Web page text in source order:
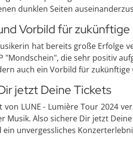
dunklen Seiten
Vorbild für
hat bereits große Erfolge
"Mondschein", die sehr positiv
auch ein Vorbild für
jetzt Deine Tickets
von LUNE - Lumière Tour 2024
Musik. Also sichere Dir jetzt
ein unvergessliches